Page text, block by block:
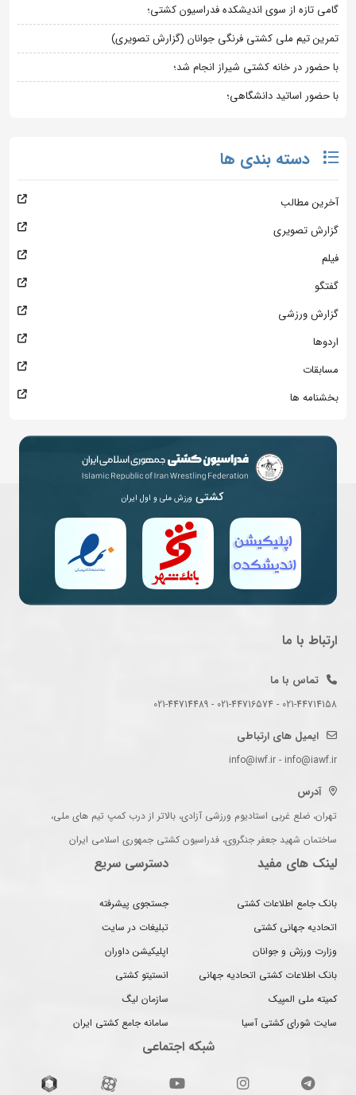
گامی تازه از سوی اندیشکده فدراسیون کشتی؛
تمرین تیم ملی کشتی فرنگی جوانان (گزارش تصویری)
با حضور در خانه کشتی شیراز انجام شد؛
با حضور اساتید دانشگاهی؛
دسته بندی ها
آخرین مطالب
گزارش تصویری
فیلم
گفتگو
گزارش ورزشی
اردوها
مسابقات
بخشنامه ها
کشتی ورزش ملی و اول ایران
ارتباط با ما
تماس با ما
021-44714158 - 021-44716574 - 021-44714489
ایمیل های ارتباطی
info@iwf.ir - info@iawf.ir
آدرس
تهران، ضلع غربی استادیوم ورزشی آزادی، بالاتر از درب کمپ تیم های ملی،
ساختمان شهید جعفر جنگروی، فدراسیون کشتی جمهوری اسلامی ایران
لینک های مفید
بانک جامع اطلاعات کشتی
اتحادیه جهانی کشتی
وزارت ورزش و جوانان
بانک اطلاعات کشتی اتحادیه جهانی
کمیته ملی المپیک
سایت شورای کشتی آسیا
دسترسی سریع
جستجوی پیشرفته
تبلیغات در سایت
اپلیکیشن داوران
انستیتو کشتی
سازمان لیگ
سامانه جامع کشتی ایران
شبکه اجتماعی